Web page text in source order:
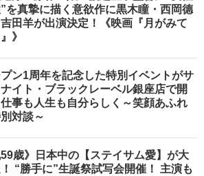
を真摯に描く意欲作に黒木瞳・西岡德
田羊が出演決定！《映画『月がみて
》
ン1周年を記念した特別イベントがサ
イト・ブラックレーベル銀座店で開
事も人生も自分らしく～笑顔あふれ
対談～
59歳》日本中の【ステイサム愛】が大
“勝手に”生誕祭試写会開催！ 主演も